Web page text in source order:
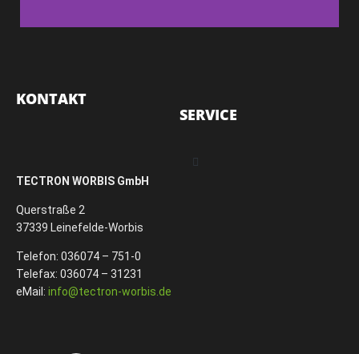
Deshalb prüfen wir alle
Kontaktieren Sie
KONTAKT
TECTRON WORBIS GmbH
Querstraße 2
37339 Leinefelde-Worbis
Telefon: 036074 – 751-0
Telefax: 036074 – 31231
eMail: info@tectron-worbis.de
SERVICE